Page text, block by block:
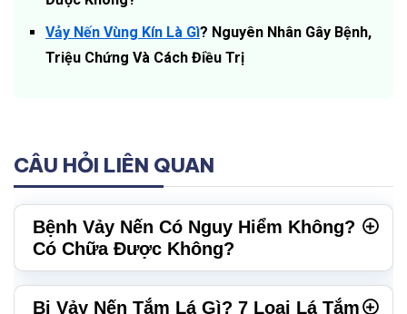
Vảy Nến Vùng Kín Là Gì? Nguyên Nhân Gây Bệnh,
Triệu Chứng Và Cách Điều Trị
CÂU HỎI LIÊN QUAN
Bệnh Vảy Nến Có Nguy Hiểm Không?
Có Chữa Được Không?
Bị Vảy Nến Tắm Lá Gì? 7 Loại Lá Tắm